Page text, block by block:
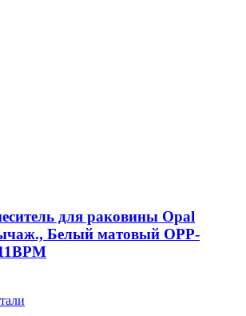
для раковины Opal
Белый матовый OPP-